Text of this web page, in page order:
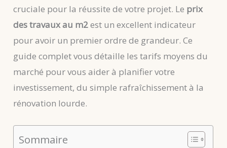
cruciale pour la réussite de votre projet. Le prix
des travaux au m2est un excellent indicateur
pour avoir un premier ordre de grandeur. Ce
guide complet vous détaille les tarifs moyens du
marché pour vous aider à planifier votre
investissement, du simple rafraîchissement à la
rénovation lourde.
Sommaire